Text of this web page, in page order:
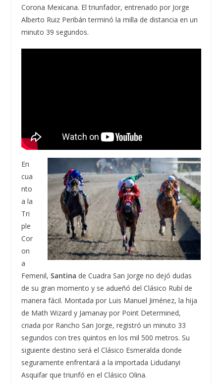
Corona Mexicana. El triunfador, entrenado por Jorge
Alberto Ruiz Peribán terminó la milla de distancia en un
minuto 39 segundos.
En
cua
nto
a la
Tri
ple
Cor
on
a
Femenil, Santina de Cuadra San Jorge no dejó dudas
de su gran momento y se adueñó del Clásico Rubí de
manera fácil. Montada por Luis Manuel Jiménez, la hija
de Math Wizard y Jamanay por Point Determined,
criada por Rancho San Jorge, registró un minuto 33
segundos con tres quintos en los mil 500 metros. Su
siguiente destino será el Clásico Esmeralda donde
seguramente enfrentará a la importada Lidudanyi
Asquifar que triunfó en el Clásico Olina.